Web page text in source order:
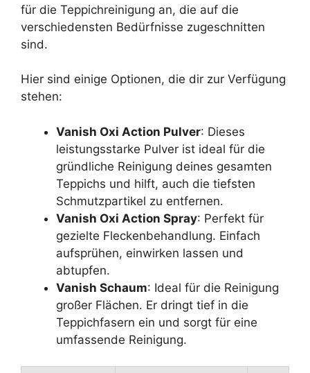
für die Teppichreinigung an, die auf die
verschiedensten Bedürfnisse zugeschnitten
sind.
Hier sind einige Optionen, die dir zur Verfügung
stehen:
Vanish Oxi Action Pulver: Dieses
leistungsstarke Pulver ist ideal für die
gründliche Reinigung deines gesamten
Teppichs und hilft, auch die tiefsten
Schmutzpartikel zu entfernen.
Vanish Oxi Action Spray: Perfekt für
gezielte Fleckenbehandlung. Einfach
aufsprühen, einwirken lassen und
abtupfen.
Vanish Schaum: Ideal für die Reinigung
großer Flächen. Er dringt tief in die
Teppichfasern ein und sorgt für eine
umfassende Reinigung.